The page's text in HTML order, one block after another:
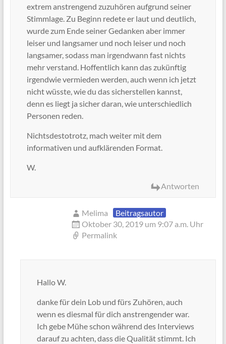
extrem anstrengend zuzuhören aufgrund seiner
Stimmlage. Zu Beginn redete er laut und deutlich,
wurde zum Ende seiner Gedanken aber immer
leiser und langsamer und noch leiser und noch
langsamer, sodass man irgendwann fast nichts
mehr verstand. Hoffentlich kann das zukünftig
irgendwie vermieden werden, auch wenn ich jetzt
nicht wüsste, wie du das sicherstellen kannst,
denn es liegt ja sicher daran, wie unterschiedlich
Personen reden.
Nichtsdestotrotz, mach weiter mit dem
informativen und aufklärenden Format.
W.
Antworten
Melima
Beitragsautor
Oktober 30, 2019 um 9:07 a.m. Uhr
Permalink
Hallo W.
danke für dein Lob und fürs Zuhören, auch
wenn es diesmal für dich anstrengender war.
Ich gebe Mühe schon während des Interviews
darauf zu achten, dass die Qualität stimmt. Ich